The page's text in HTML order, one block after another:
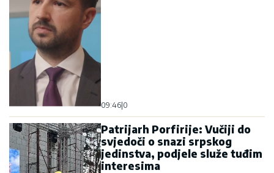
09:46 0
Patrijarh Porfirije: Vučiji do
svjedoči o snazi srpskog
jedinstva, podjele služe tuđim
interesima